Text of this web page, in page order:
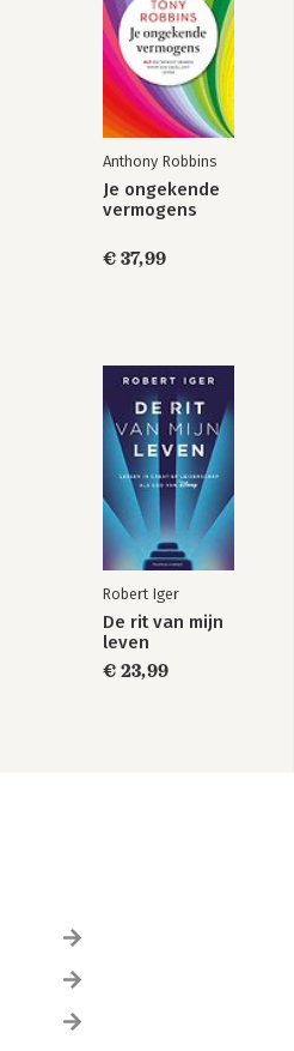
Anthony Robbins
Je ongekende
vermogens
€ 37,99
Robert Iger
De rit van mijn
leven
€ 23,99